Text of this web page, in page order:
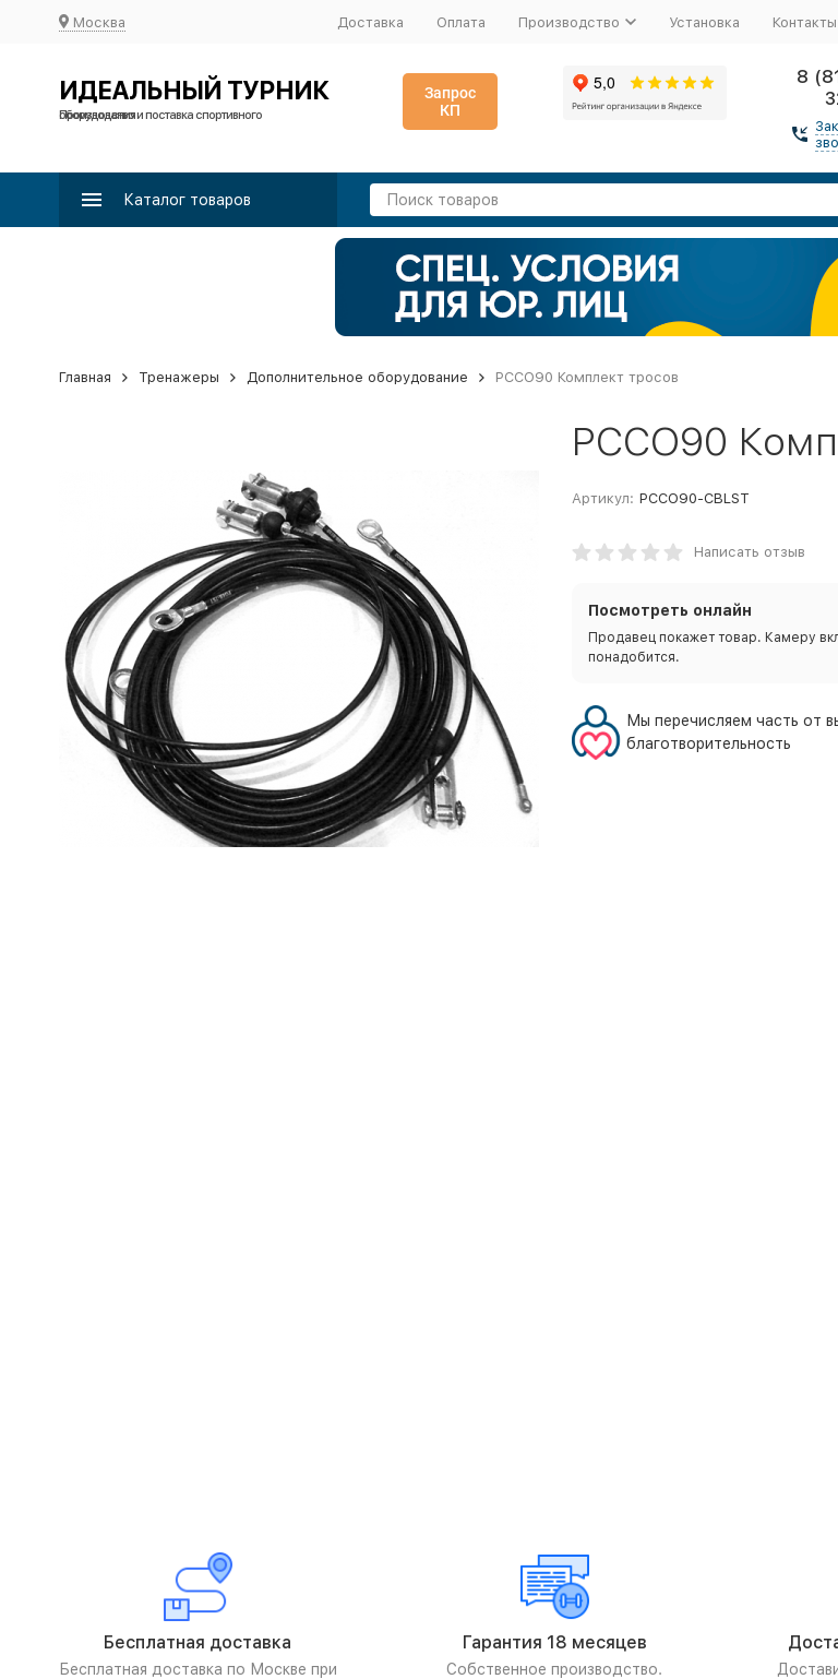
Москва Доставка Оплата Производство Установка
ИДЕАЛЬНЫЙ ТУРНИК
Производство и поставка спортивного оборудования
Запрос
КП
8
Каталог товаров
Главная Тренажеры Дополнительное оборудование PCCO90 Комплект тросов
PCCO90
Артикул: PCCO90-CBLST
Написать отзыв
Посмотреть онлайн
Продавец покажет товар. Камеру
понадобится.
Мы перечисляем часть от
благотворительность
Бесплатная доставка
Бесплатная доставка по Москве при
Гарантия 18 месяцев
Собственное производство.